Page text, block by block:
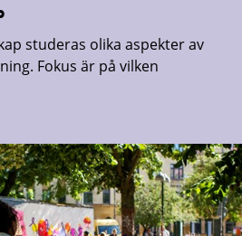
studeras olika aspekter av
Fokus är på vilken